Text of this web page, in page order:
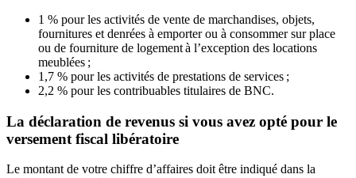
1 % pour les activités de vente de marchandises, objets,
fournitures et denrées à emporter ou à consommer sur place
ou de fourniture de logement à l’exception des locations
meublées ;
1,7 % pour les activités de prestations de services ;
2,2 % pour les contribuables titulaires de BNC.
La déclaration de revenus si vous avez opté pour le
versement fiscal libératoire
Le montant de votre chiffre d’affaires doit être indiqué dans la